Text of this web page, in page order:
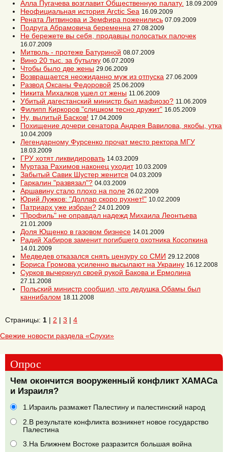
Алла Пугачева возглавит Общественную палату. 18.09.2009
Неофициальная история Arctic Sea 16.09.2009
Рената Литвинова и Земфира поженились 07.09.2009
Подруга Абрамовича беременна 27.08.2009
Не бережете вы себя, продавцы полосатых палочек
16.07.2009
Митволь - протеже Батуриной 08.07.2009
Вино 20 тыс. за бутылку 06.07.2009
Чтобы было две жены 29.06.2009
Возвращается неожиданно муж из отпуска 27.06.2009
Развод Оксаны Федоровой 25.06.2009
Никита Михалков ушел от жены 11.06.2009
Убитый дагестанский министр был мафиозо? 11.06.2009
Филипп Киркоров "слишком тесно дружит" 16.05.2009
Ну, вылитый Басков! 17.04.2009
Похищение дочери сенатора Андрея Вавилова, якобы, утка
10.04.2009
Легендарному Фурсенко прочат место ректора МГУ
18.03.2009
ГРУ хотят ликвидировать 14.03.2009
Муртаза Рахимов наконец уходит 10.03.2009
Забытый Савик Шустер женится 04.03.2009
Гаркалин "развязал"? 04.03.2009
Аршавину стало плохо на поле 26.02.2009
Юрий Лужков: "Доллар скоро рухнет!" 10.02.2009
Патриарх уже избран? 24.01.2009
"Профиль" не оправдал надежд Михаила Леонтьева
21.01.2009
Доля Ющенко в газовом бизнесе 14.01.2009
Радий Хабиров заменит погибшего охотника Косопкина
14.01.2009
Медведев отказался снять цензуру со СМИ 29.12.2008
Бориса Громова усиленно высылают на Украину 16.12.2008
Сурков вычеркнул своей рукой Бакова и Ермолина
27.11.2008
Польский министр сообщил, что дедушка Обамы был
каннибалом 18.11.2008
Страницы: 1 | 2 | 3 | 4
Свежие новости раздела «Слухи»
Опрос
Чем окончится вооруженный конфликт ХАМАСа
и Израиля?
1.Израиль размажет Палестину и палестинский народ
2.В результате конфликта возникнет новое государство
Палестина
3.На Ближнем Востоке разразится большая война